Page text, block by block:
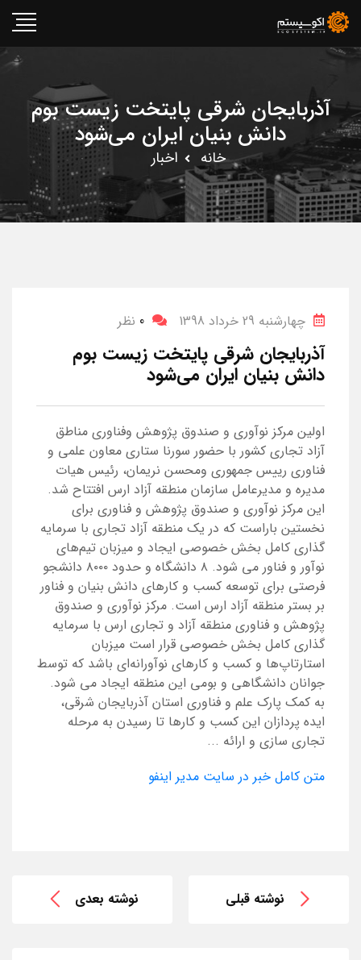
آذربایجان شرقی پایتخت زیست بوم
دانش بنیان ایران می‌شود
خانه اخبار
چهارشنبه 29 خرداد 1398 0 نظر
آذربایجان شرقی پایتخت زیست بوم
دانش بنیان ایران می‌شود
اولین مرکز نوآوری و صندوق پژوهش وفناوری مناطق
آزاد تجاری کشور با حضور سورنا ستاری معاون علمی و
فناوری رییس جمهوری ومحسن نریمان، رئیس هیات
مدیره و مدیرعامل سازمان منطقه آزاد ارس افتتاح شد.
این مرکز نوآوری و صندوق پژوهش و فناوری برای
نخستین باراست که در یک منطقه آزاد تجاری با سرمایه
گذاری کامل بخش خصوصی ایجاد و میزبان تیم‌های
نوآور و فناور می شود. ۸ دانشگاه و حدود ۸۰۰۰ دانشجو
فرصتی برای توسعه کسب و کارهای دانش بنیان و فناور
بر بستر منطقه آزاد ارس است. مرکز نوآوری و صندوق
پژوهش و فناوری منطقه آزاد و تجاری ارس با سرمایه
گذاری کامل بخش خصوصی قرار است میزبان
استارتاپ‌ها و کسب و کارهای نوآورانه‌ای باشد که توسط
جوانان دانشگاهی و بومی این منطقه ایجاد می شود.
به کمک پارک علم و فناوری استان آذربایجان شرقی،
ایده پردازان این کسب و کارها تا رسیدن به مرحله
تجاری سازی و ارائه ...
متن کامل خبر در سایت مدیر اینفو
نوشته قبلی نوشته بعدی